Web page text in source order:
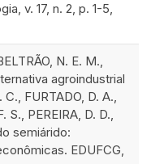
v. 17, n. 2, p. 1-5,
N. E. M.,
agroindustrial
FURTADO, D. A.,
S., PEREIRA, D. D.,
semiárido:
EDUFCG,